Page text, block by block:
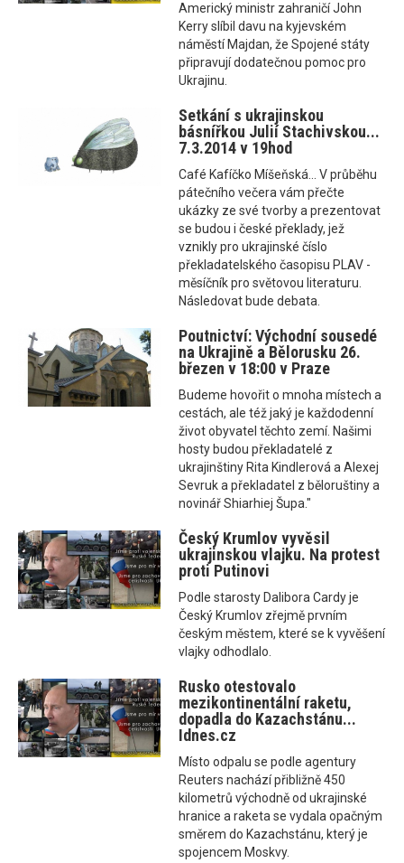
Americký ministr zahraničí John
Kerry slíbil davu na kyjevském
náměstí Majdan, že Spojené státy
připravují dodatečnou pomoc pro
Ukrajinu.
Setkání s ukrajinskou
básnířkou Julií Stachivskou...
7.3.2014 v 19hod
Café Kafíčko Míšeňská... V průběhu
pátečního večera vám přečte
ukázky ze své tvorby a prezentovat
se budou i české překlady, jež
vznikly pro ukrajinské číslo
překladatelského časopisu PLAV -
měsíčník pro světovou literaturu.
Následovat bude debata.
Poutnictví: Východní sousedé
na Ukrajině a Bělorusku 26.
březen v 18:00 v Praze
Budeme hovořit o mnoha místech a
cestách, ale též jaký je každodenní
život obyvatel těchto zemí. Našimi
hosty budou překladatelé z
ukrajinštiny Rita Kindlerová a Alexej
Sevruk a překladatel z běloruštiny a
novinář Shiarhiej Šupa."
Český Krumlov vyvěsil
ukrajinskou vlajku. Na protest
proti Putinovi
Podle starosty Dalibora Cardy je
Český Krumlov zřejmě prvním
českým městem, které se k vyvěšení
vlajky odhodlalo.
Rusko otestovalo
mezikontinentální raketu,
dopadla do Kazachstánu...
Idnes.cz
Místo odpalu se podle agentury
Reuters nachází přibližně 450
kilometrů východně od ukrajinské
hranice a raketa se vydala opačným
směrem do Kazachstánu, který je
spojencem Moskvy.